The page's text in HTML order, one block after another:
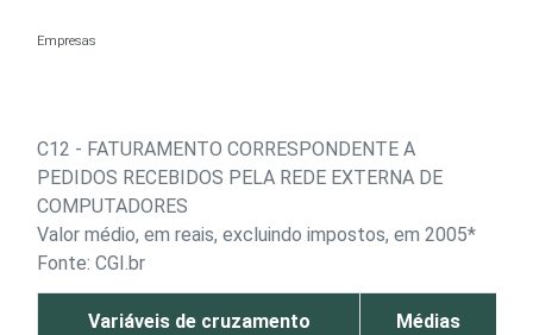
Empresas
C12 - FATURAMENTO CORRESPONDENTE A
PEDIDOS RECEBIDOS PELA REDE EXTERNA DE
COMPUTADORES
Valor médio, em reais, excluindo impostos, em 2005*
Fonte: CGI.br
Variáveis de cruzamento Médias